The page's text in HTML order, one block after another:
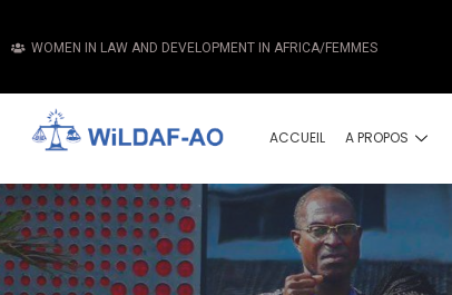
WOMEN IN LAW AND DEVELOPMENT IN AFRICA/FEMMES
ACCUEIL A PROPOS